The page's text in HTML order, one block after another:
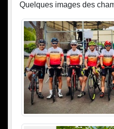
Quelques images des